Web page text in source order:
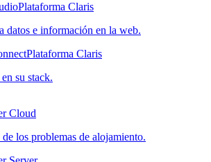
Plataforma Claris
datos e información en la web.
Plataforma Claris
su stack.
Cloud
los problemas de alojamiento.